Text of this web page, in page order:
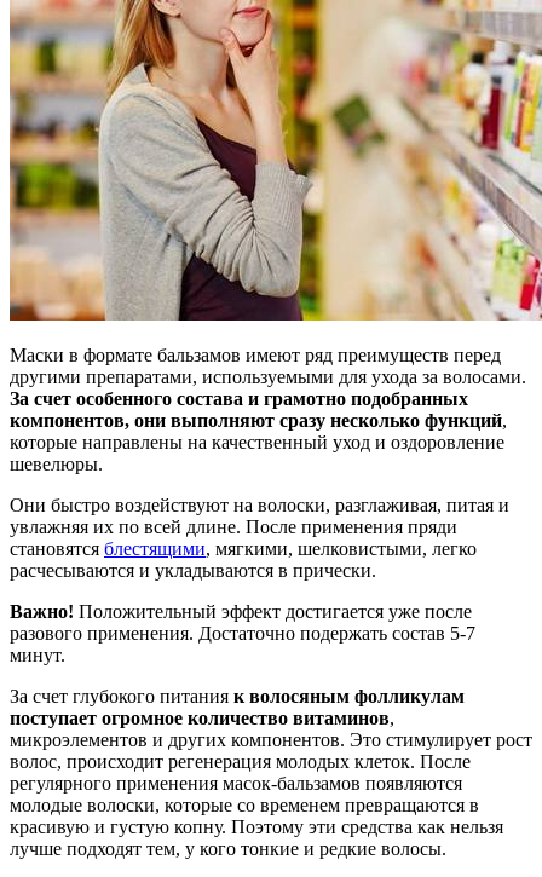
Маски в формате бальзамов имеют ряд преимуществ перед
другими препаратами, используемыми для ухода за волосами.
За счет особенного состава и грамотно подобранных
компонентов, они выполняют сразу несколько функций,
которые направлены на качественный уход и оздоровление
шевелюры.
Они быстро воздействуют на волоски, разглаживая, питая и
увлажняя их по всей длине. После применения пряди
становятся блестящими, мягкими, шелковистыми, легко
расчесываются и укладываются в прически.
Важно! Положительный эффект достигается уже после
разового применения. Достаточно подержать состав 5-7
минут.
За счет глубокого питания к волосяным фолликулам
поступает огромное количество витаминов,
микроэлементов и других компонентов. Это стимулирует рост
волос, происходит регенерация молодых клеток. После
регулярного применения масок-бальзамов появляются
молодые волоски, которые со временем превращаются в
красивую и густую копну. Поэтому эти средства как нельзя
лучше подходят тем, у кого тонкие и редкие волосы.